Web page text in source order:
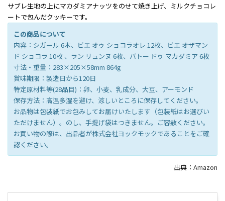
サブレ生地の上にマカダミアナッツをのせて焼き上げ、ミルクチョコレ
ートで包んだクッキーです。
この商品について
内容：シガール 6本、ビエ オゥ ショコラオレ 12枚、ビエ オザマン
ド ショコラ 10枚 、ラン リュンヌ 6枚、バトー ドゥ マカダミア 6枚
寸法・重量：283×205×58mm 864g
賞味期限：製造日から120日
特定原材料等(28品目)：卵、小麦、乳成分、大豆、アーモンド
保存方法：高温多湿を避け、涼しいところに保存してください。
お品物は包装紙でお包みしてお届けいたします（包装紙はお選びい
ただけません）。のし、手提げ袋はつきません。ご容赦ください。
お買い物の際は、出品者が株式会社ヨックモックであることをご確
認ください。
出典： Amazon